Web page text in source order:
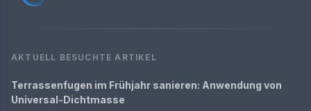
AKTUELL BESUCHTE ARTIKEL
Terrassenfugen im Frühjahr sanieren: Anwendung von
Universal-Dichtmasse